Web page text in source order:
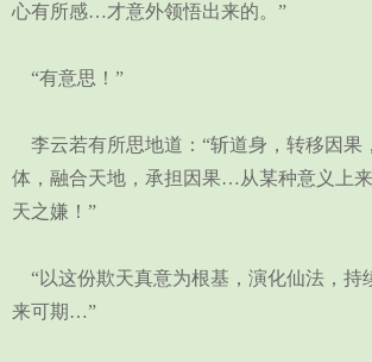
心有所感…才意外领悟出来的。”
“有意思！”
李云若有所思地道：“斩道身，转移因果
体，融合天地，承担因果…从某种意义上
天之嫌！”
“以这份欺天真意为根基，演化仙法，持
来可期…”